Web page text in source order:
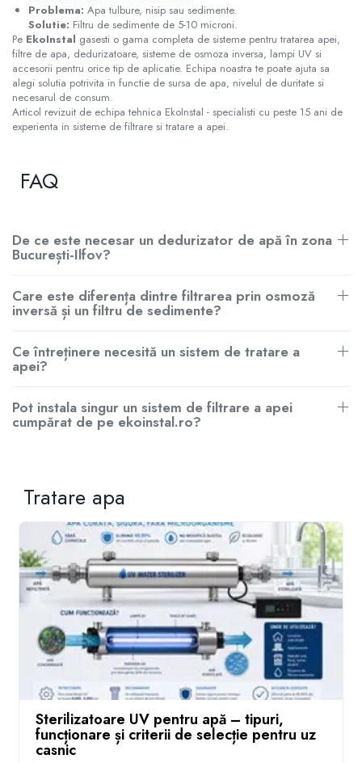
Problema: Apa tulbure, nisip sau sedimente.
Solutie: Filtru de sedimente de 5-10 microni.
Pe EkoInstal gasesti o gama completa de sisteme pentru tratarea apei,
filtre de apa, dedurizatoare, sisteme de osmoza inversa, lampi UV si
accesorii pentru orice tip de aplicatie. Echipa noastra te poate ajuta sa
alegi solutia potrivita in functie de sursa de apa, nivelul de duritate si
necesarul de consum.
Articol revizuit de echipa tehnica EkoInstal - specialisti cu peste 15 ani de
experienta in sisteme de filtrare si tratare a apei.
FAQ
De ce este necesar un dedurizator de apă în zona
București-Ilfov?
Care este diferența dintre filtrarea prin osmoză
inversă și un filtru de sedimente?
Ce întreținere necesită un sistem de tratare a
apei?
Pot instala singur un sistem de filtrare a apei
cumpărat de pe ekoinstal.ro?
Tratare apa
Sterilizatoare UV pentru apă – tipuri,
funcționare și criterii de selecție pentru uz
casnic